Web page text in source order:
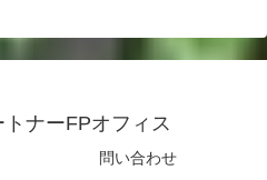
ナーFPオフィス
問い合わせ